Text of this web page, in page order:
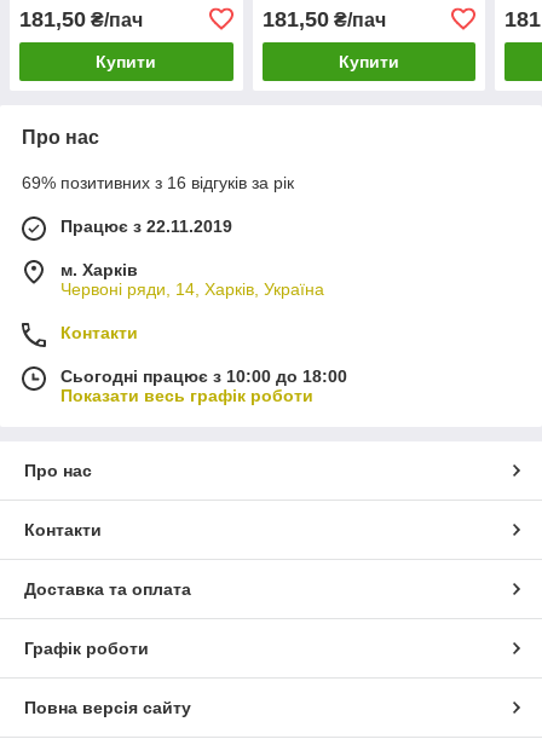
181,50 ₴/пач
Купити
181,50₴/пач
Купити
Про нас
69% позитивних з 16 відгуків за рік
Працює з 22.11.2019
м. Харків
Червоні ряди, 14, Харків, Україна
Контакти
Сьогодні працює з 10:00 до 18:00
Показати весь графік роботи
Про нас
Контакти
Доставка та оплата
Графік роботи
Повна версія сайту